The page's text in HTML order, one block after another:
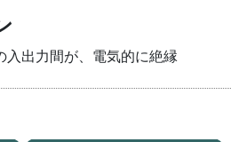
入出力間が、電気的に絶縁